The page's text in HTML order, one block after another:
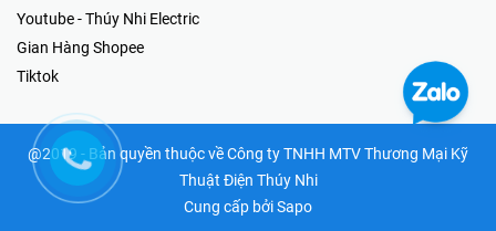
Youtube - Thúy Nhi Electric
Gian Hàng Shopee
Tiktok
@2019 - Bản quyền thuộc về Công ty TNHH MTV Thương Mại Kỹ
Thuật Điện Thúy Nhi
Cung cấp bởiSapo